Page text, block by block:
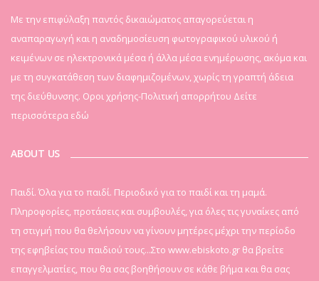
Mε την επιφύλαξη παντός δικαιώματος απαγορεύεται η
αναπαραγωγή και η αναδημοσίευση φωτογραφικού υλικού ή
κειμένων σε ηλεκτρονικά μέσα ή άλλα μέσα ενημέρωσης, ακόμα και
με τη συγκατάθεση των διαφημιζομένων, χωρίς τη γραπτή άδεια
της διεύθυνσης. Οροι χρήσης-Πολιτική απορρήτου Δείτε
περισσότερα εδώ
ABOUT US
Παιδί. Όλα για το παιδί. Περιοδικό για το παιδί και τη μαμά.
Πληροφορίες, προτάσεις και συμβουλές, για όλες τις γυναίκες από
τη στιγμή που θα θελήσουν να γίνουν μητέρες μέχρι την περίοδο
της εφηβείας του παιδιού τους...Στο www.ebiskoto.gr θα βρείτε
επαγγελματίες, που θα σας βοηθήσουν σε κάθε βήμα και θα σας